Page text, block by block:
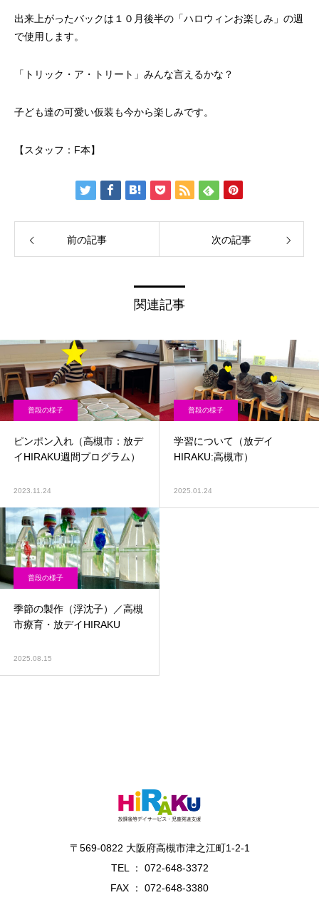
出来上がったバックは１０月後半の「ハロウィンお楽しみ」の週
で使用します。
「トリック・ア・トリート」みんな言えるかな？
子ども達の可愛い仮装も今から楽しみです。
【スタッフ：F本】
前の記事 次の記事
関連記事
普段の様子
ピンポン入れ（高槻市：放デ
イHIRAKU週間プログラム）
2023.11.24
普段の様子
学習について（放デイ
HIRAKU:高槻市）
2025.01.24
普段の様子
季節の製作（浮沈子）／高槻
市療育・放デイHIRAKU
2025.08.15
〒569-0822 大阪府高槻市津之江町1-2-1
TEL ： 072-648-3372
FAX ： 072-648-3380